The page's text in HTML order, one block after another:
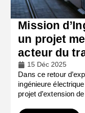
Mission
un projet
acteur du
15 Déc 2025
Dans ce retour
ingénieure
projet d’extension